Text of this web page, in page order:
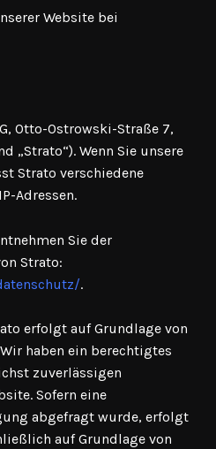
Website bei
Otto-Ostrowski-Straße 7,
„Strato“). Wenn Sie unsere
Strato verschiedene
Adressen.
Sie der
Strato:
.
erfolgt auf Grundlage von
Wir haben ein berechtigtes
zuverlässigen
Sofern eine
abgefragt wurde, erfolgt
auf Grundlage von